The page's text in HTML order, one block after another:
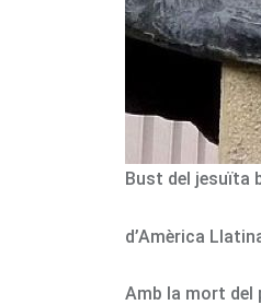
Bust del jesuïta
d’Amèrica
Amb la mort del